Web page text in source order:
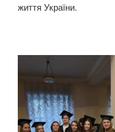
життя України.